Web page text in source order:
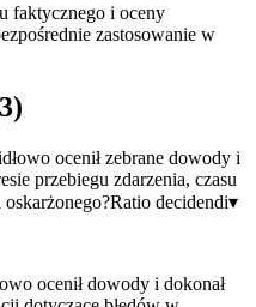
faktycznego i oceny
zastosowanie w
3)
ocenił zebrane dowody i
przebiegu zdarzenia, czasu
Ratio decidendi▾
ocenił dowody i dokonał